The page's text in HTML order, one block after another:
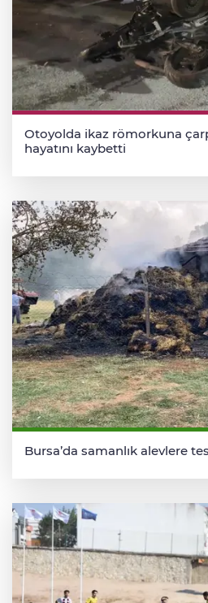
Otoyolda ikaz römorkuna
hayatını kaybetti
Bursa’da samanlık alevlere